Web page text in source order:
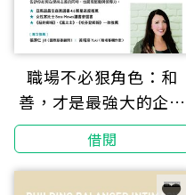
職場不必狠角色：和
善，才是最強大的企圖
心
借閱